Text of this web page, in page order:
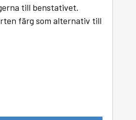
till benstativet.
färg som alternativ till